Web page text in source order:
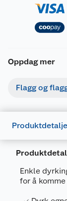
Oppdag mer
Flagg og
Enkle
for å
Generelt